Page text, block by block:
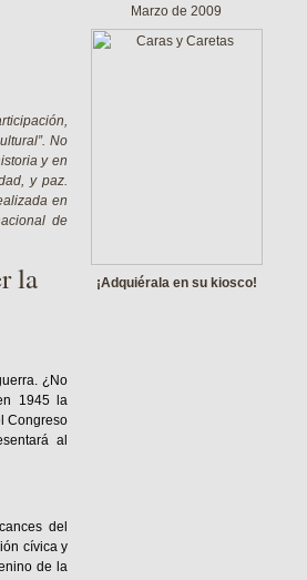
Marzo de 2009
¡Adquiérala en su kiosco!
No
y en
y paz.
en
de
la
¿No
1945 la
Congreso
al
del
cívica y
de la